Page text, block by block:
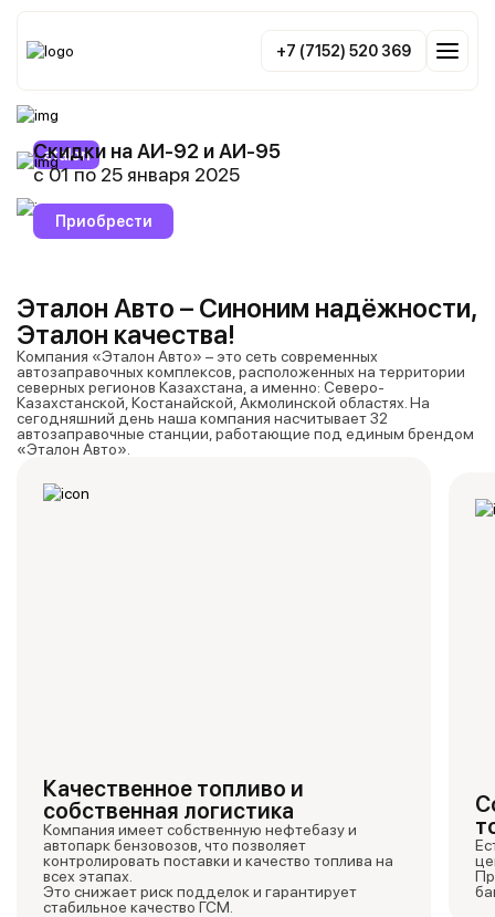
+7 (7152) 520 369
Эталон Авто – Синоним надёжности, Эталон качества!
etalon
Эталон Авто – Синоним
надёжности, Эталон качества!
Скидки на АИ-92 и АИ-95
с 01 по 25 января 2025
Топливные карты
Приобрести
Эталон Авто – Синоним надёжности,
Эталон качества!
Компания «Эталон Авто» – это сеть современных
автозаправочных комплексов, расположенных на территории
северных регионов Казахстана, а именно: Северо-
Казахстанской, Костанайской, Акмолинской областях. На
сегодняшний день наша компания насчитывает 32
автозаправочные станции, работающие под единым брендом
«Эталон Авто».
Качественное топливо и
собственная логистика
Компания имеет собственную нефтебазу и
автопарк бензовозов, что позволяет
контролировать поставки и качество топлива на
всех этапах.
Это снижает риск подделок и гарантирует
стабильное качество ГСМ.